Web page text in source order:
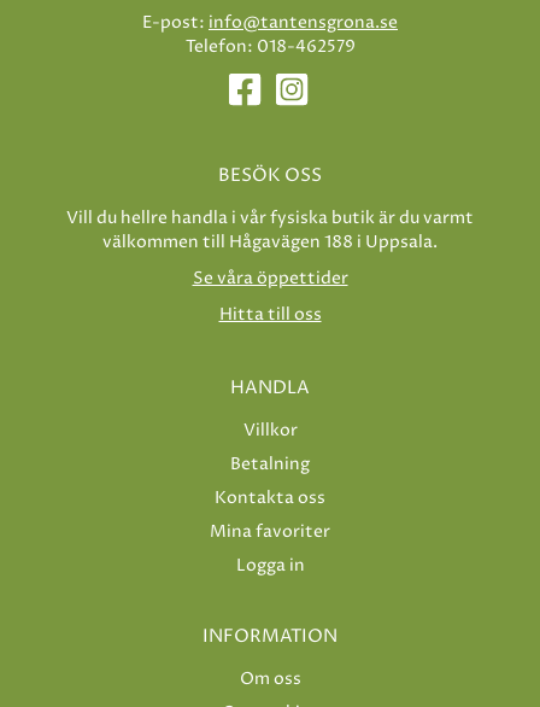
E-post: info@tantensgrona.se
Telefon: 018-462579
BESÖK OSS
Vill du hellre handla i vår fysiska butik är du varmt
välkommen till Hågavägen 188 i Uppsala.
Se våra öppettider
Hitta till oss
HANDLA
Villkor
Betalning
Kontakta oss
Mina favoriter
Logga in
INFORMATION
Om oss